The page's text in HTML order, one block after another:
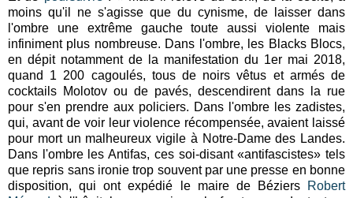
moins qu'il ne s'agisse que du cynisme, de laisser dans
l'ombre une extrême gauche toute aussi violente mais
infiniment plus nombreuse. Dans l'ombre, les Blacks Blocs,
en dépit notamment de la manifestation du 1er mai 2018,
quand 1 200 cagoulés, tous de noirs vêtus et armés de
cocktails Molotov ou de pavés, descendirent dans la rue
pour s'en prendre aux policiers. Dans l'ombre les zadistes,
qui, avant de voir leur violence récompensée, avaient laissé
pour mort un malheureux vigile à Notre-Dame des Landes.
Dans l'ombre les Antifas, ces soi-disant «antifascistes» tels
que repris sans ironie trop souvent par une presse en bonne
disposition, qui ont expédié le maire de Béziers
Robert